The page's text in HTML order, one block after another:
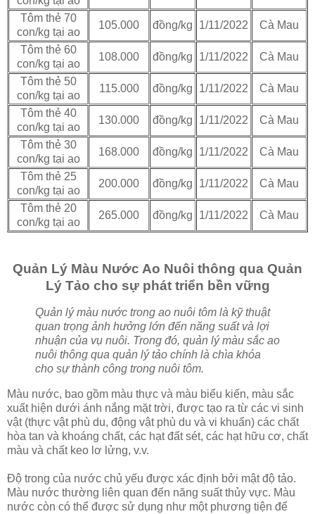
Tôm thẻ 70
con/kg tại ao
105.000 đồng/kg 1/11/2022 Cà Mau
Tôm thẻ 60
con/kg tại ao
108.000 đồng/kg 1/11/2022 Cà Mau
Tôm thẻ 50
con/kg tại ao
115.000 đồng/kg 1/11/2022 Cà Mau
Tôm thẻ 40
con/kg tại ao
130.000 đồng/kg 1/11/2022 Cà Mau
Tôm thẻ 30
con/kg tại ao
168.000 đồng/kg 1/11/2022 Cà Mau
Tôm thẻ 25
con/kg tại ao
200.000 đồng/kg 1/11/2022 Cà Mau
Tôm thẻ 20
con/kg tại ao
265.000 đồng/kg 1/11/2022 Cà Mau
Quản Lý Màu Nước Ao Nuôi thông qua Quản
Lý Tảo cho sự phát triển bền vững
Quản lý màu nước trong ao nuôi tôm là kỹ thuật
quan trọng ảnh hưởng lớn đến năng suất và lợi
nhuận của vụ nuôi. Trong đó, quản lý màu sắc ao
nuôi thông qua quản lý tảo chính là chìa khóa
cho sự thành công trong nuôi tôm.
Màu nước, bao gồm màu thực và màu biểu kiến, màu sắc
xuất hiện dưới ánh nắng mặt trời, được tạo ra từ các vi sinh
vật (thực vật phù du, động vật phù du và vi khuẩn) các chất
hòa tan và khoáng chất, các hạt đất sét, các hạt hữu cơ, chất
màu và chất keo lơ lửng, v.v.
Độ trong của nước chủ yếu được xác định bởi mật độ tảo.
Màu nước thường liên quan đến năng suất thủy vực. Màu
nước còn có thể được sử dụng như một phương tiện để